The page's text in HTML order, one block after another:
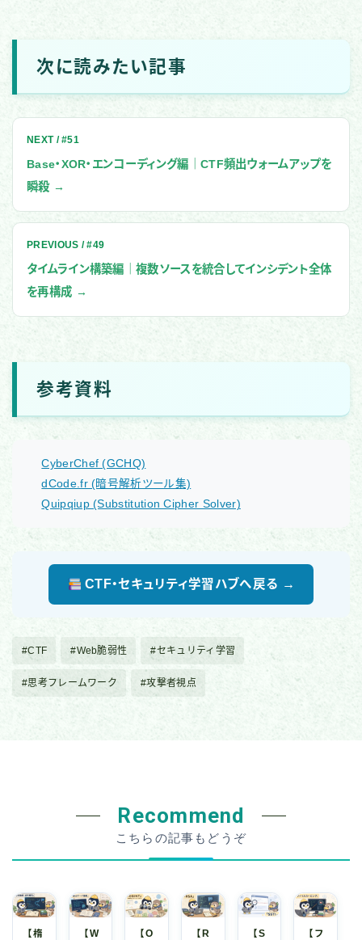
次に読みたい記事
NEXT / #51
Base・XOR・エンコーディング編｜CTF頻出ウォームアップを
瞬殺 →
PREVIOUS / #49
タイムライン構築編｜複数ソースを統合してインシデント全体
を再構成 →
参考資料
CyberChef (GCHQ)
dCode.fr (暗号解析ツール集)
Quipqiup (Substitution Cipher Solver)
CTF・セキュリティ学習ハブへ戻る →
#CTF #Web脆弱性 #セキュリティ学習
#思考フレームワーク #攻撃者視点
Recommend
こちらの記事もどうぞ
【楕 【W 【O 【R 【S 【フ